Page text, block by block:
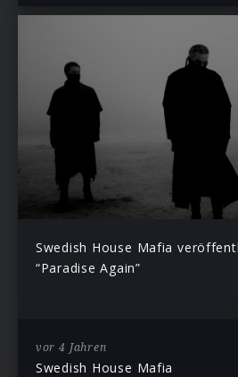
Swedish House Mafia
“Paradise Again”
vor 4 Jahren
Swedish House Mafia